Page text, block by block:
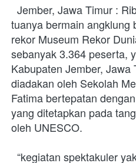
tuanya bermain angklung
rekor Museum Rekor
sebanyak 3.364 peserta,
Kabupaten Jember, Jawa
diadakan oleh Sekolah
Fatima bertepatan
yang ditetapkan pada
oleh UNESCO.